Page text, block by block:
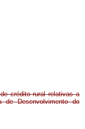
crédito rural relativas a
de Desenvolvimento do